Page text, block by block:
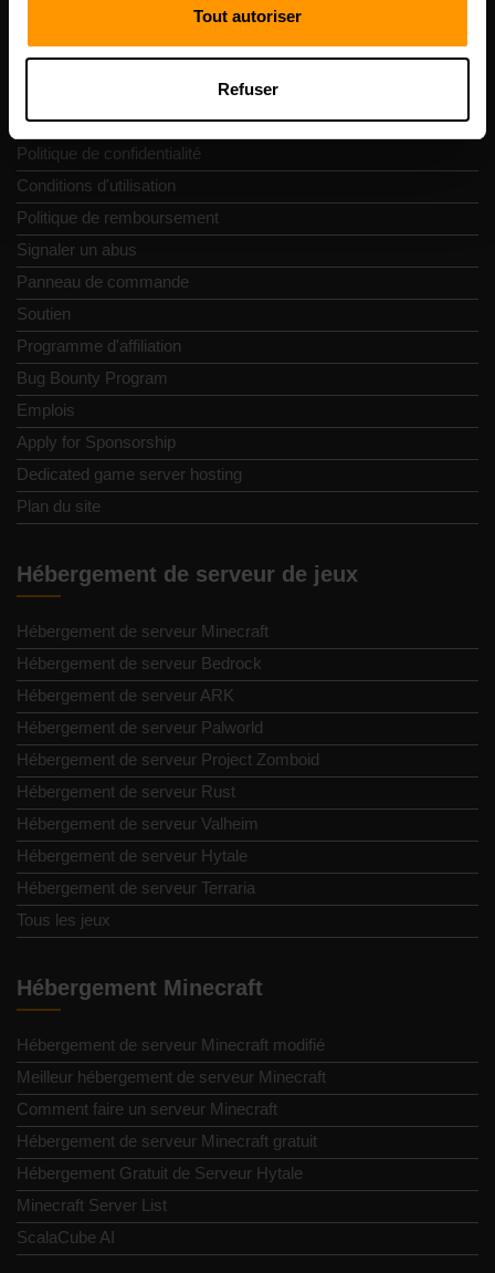
Tout autoriser
Refuser
Contacts
Politique de confidentialité
Conditions d'utilisation
Politique de remboursement
Signaler un abus
Panneau de commande
Soutien
Programme d'affiliation
Bug Bounty Program
Emplois
Apply for Sponsorship
Dedicated game server hosting
Plan du site
Hébergement de serveur de jeux
Hébergement de serveur Minecraft
Hébergement de serveur Bedrock
Hébergement de serveur ARK
Hébergement de serveur Palworld
Hébergement de serveur Project Zomboid
Hébergement de serveur Rust
Hébergement de serveur Valheim
Hébergement de serveur Hytale
Hébergement de serveur Terraria
Tous les jeux
Hébergement Minecraft
Hébergement de serveur Minecraft modifié
Meilleur hébergement de serveur Minecraft
Comment faire un serveur Minecraft
Hébergement de serveur Minecraft gratuit
Hébergement Gratuit de Serveur Hytale
Minecraft Server List
ScalaCube AI